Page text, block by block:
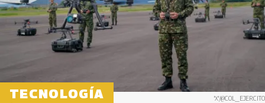
TECNOLOGÍA 'X'/@COL_EJERCITO